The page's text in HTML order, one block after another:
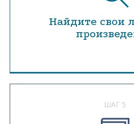
Найдите свои
ШАГ 5